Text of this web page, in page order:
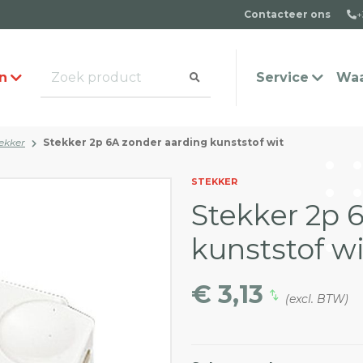
Contacteer ons
Service
Veel gestelde vragen
Contact
Stekker 2p 6A zonder aarding kunststof wit
STEKKER
Stekker 2p
kunststof
€ 3,13 (excl. BTW)